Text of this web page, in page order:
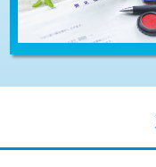
給水管工事※（支持金
給水管工事※（保温材